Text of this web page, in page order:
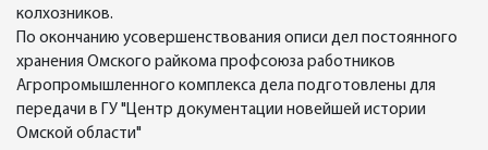
колхозников.
По окончанию усовершенствования описи дел постоянного
хранения Омского райкома профсоюза работников
Агропромышленного комплекса дела подготовлены для
передачи в ГУ "Центр документации новейшей истории
Омской области"